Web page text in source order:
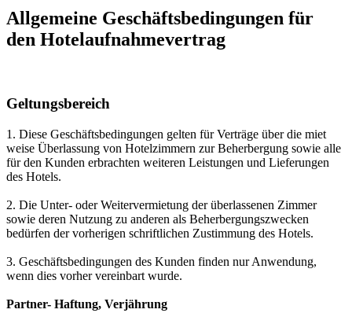
Allgemeine Geschäftsbedingungen für
den Hotelaufnahmevertrag
Geltungsbereich
1. Diese Geschäftsbedingungen gelten für Verträge über die miet
weise Überlassung von Hotelzimmern zur Beherbergung sowie alle
für den Kunden erbrachten weiteren Leistungen und Lieferungen
des Hotels.
2. Die Unter- oder Weitervermietung der überlassenen Zimmer
sowie deren Nutzung zu anderen als Beherbergungszwecken
bedürfen der vorherigen schriftlichen Zustimmung des Hotels.
3. Geschäftsbedingungen des Kunden finden nur Anwendung,
wenn dies vorher vereinbart wurde.
Partner- Haftung, Verjährung